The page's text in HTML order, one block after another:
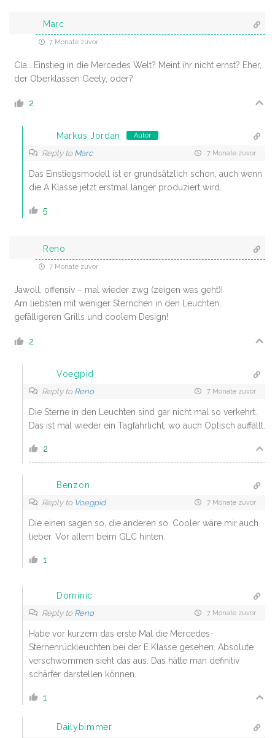
Marc
7 Monate zuvor
Cla… Einstieg in die Mercedes Welt? Meint ihr nicht ernst? Eher,
der Oberklassen Geely, oder?
2
Markus Jordan Autor
Reply to Marc 7 Monate zuvor
Das Einstiegsmodell ist er grundsätzlich schon, auch wenn
die A Klasse jetzt erstmal länger produziert wird.
5
Reno
7 Monate zuvor
Jawoll, offensiv – mal wieder zwg (zeigen was geht)!
Am liebsten mit weniger Sternchen in den Leuchten,
gefälligeren Grills und coolem Design!
2
Voegpid
Reply to Reno 7 Monate zuvor
Die Sterne in den Leuchten sind gar nicht mal so verkehrt.
Das ist mal wieder ein Tagfahrlicht, wo auch Optisch auffällt.
2
Benzon
Reply to Voegpid 7 Monate zuvor
Die einen sagen so, die anderen so. Cooler wäre mir auch
lieber. Vor allem beim GLC hinten.
1
Dominic
Reply to Reno 7 Monate zuvor
Habe vor kurzem das erste Mal die Mercedes-
Sternenrückleuchten bei der E Klasse gesehen. Absolute
verschwommen sieht das aus. Das hätte man definitiv
schärfer darstellen können.
1
Dailybimmer